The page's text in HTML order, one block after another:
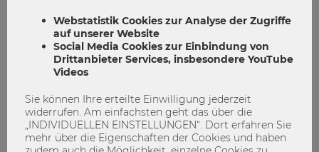
STUDIEREN
Webstatistik Cookies zur Analyse der Zugriffe
auf unserer Website
Social Media Cookies zur Einbindung von
Drittanbieter Services, insbesondere YouTube
Videos
Sie können Ihre erteilte Einwilligung jederzeit
widerrufen. Am einfachsten geht das über die
„INDIVIDUELLEN EINSTELLUNGEN“. Dort erfahren Sie
mehr über die Eigenschaften der Cookies und haben